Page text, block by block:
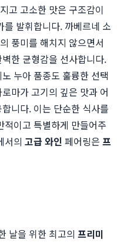
고 고소한 맛은 구조감이
발휘합니다. 까베르네 소
풍미를 해치지 않으면서
한 균형감을 선사합니다.
누아 품종도 훌륭한 선택
마가 고기의 깊은 맛과 어
니다. 이는 단순한 식사를
적이고 특별하게 만들어주
서의 고급 와인 페어링은 프
날을 위한 최고의 프리미